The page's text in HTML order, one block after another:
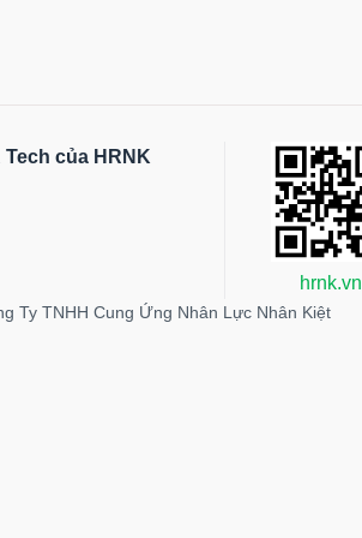
của HRNK
hrnk.vn
Ty TNHH Cung Ứng Nhân Lực Nhân Kiệt